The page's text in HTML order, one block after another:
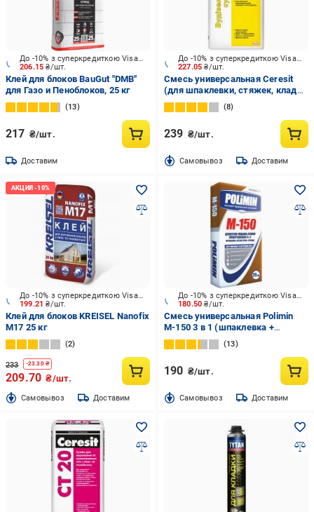
206.15₴/шт.
До -10% з суперкредиткою Visa Вигода
Клей для блоков BauGut "DMB"
для Газо и Пеноблоков, 25 кг
13
217 ₴/шт.
Доставим
227.05₴/шт.
До -10% з суперкредиткою Visa Вигода
Смесь универсальная Ceresit
(для шпаклевки, стяжек, кладки
кирпича и камня) 25 кг
8
239 ₴/шт.
Cамовывоз Доставим
199.21₴/шт.
До -10% з суперкредиткою Visa Вигода
Клей для блоков KREISEL Nanofix
M17 25 кг
2
233 -23.30₴
209.70 ₴/шт.
Cамовывоз Доставим
180.50₴/шт.
До -10% з суперкредиткою Visa Вигода
Смесь универсальная Polimin
М-150 3 в 1 (шпаклевка +
штукатурка + стяжка) 25 кг
13
190 ₴/шт.
Cамовывоз Доставим